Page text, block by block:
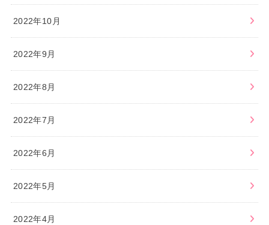
2022年10月
2022年9月
2022年8月
2022年7月
2022年6月
2022年5月
2022年4月